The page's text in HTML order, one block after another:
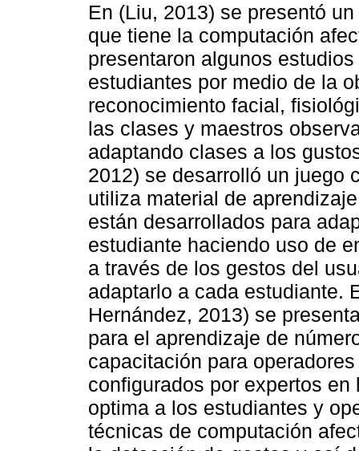
En (Liu, 2013) se presentó
que tiene la computación
presentaron algunos
estudiantes por medio de la
reconocimiento facial,
las clases y maestros
adaptando clases a los
2012) se desarrolló un juego
utiliza material de
están desarrollados para
estudiante haciendo uso de
a través de los gestos del
adaptarlo a cada estudiante.
Hernández, 2013) se
para el aprendizaje de
capacitación para
configurados por expertos
optima a los estudiantes y
técnicas de computación